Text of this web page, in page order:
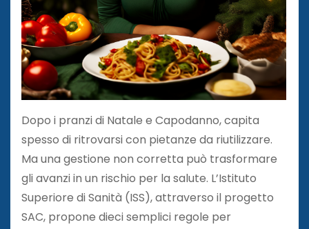
Dopo i pranzi di Natale e Capodanno, capita
spesso di ritrovarsi con pietanze da riutilizzare.
Ma una gestione non corretta può trasformare
gli avanzi in un rischio per la salute. L’Istituto
Superiore di Sanità (ISS), attraverso il progetto
SAC, propone dieci semplici regole per